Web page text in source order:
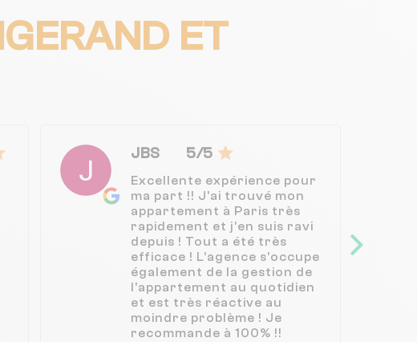
ET
JBS 5/5
Excellente expérience pour
ma part !! J’ai trouvé mon
appartement à Paris très
rapidement et j’en suis ravi
depuis ! Tout a été très
efficace ! L’agence s’occupe
également de la gestion de
l’appartement au quotidien
et est très réactive au
moindre problème ! Je
recommande à 100% !!